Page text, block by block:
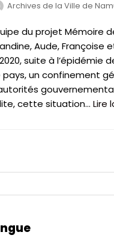
Archives de la Ville de
du projet Mémoire
Aude, Françoise
suite à l’épidémie
un confinement
cette situation… Lire